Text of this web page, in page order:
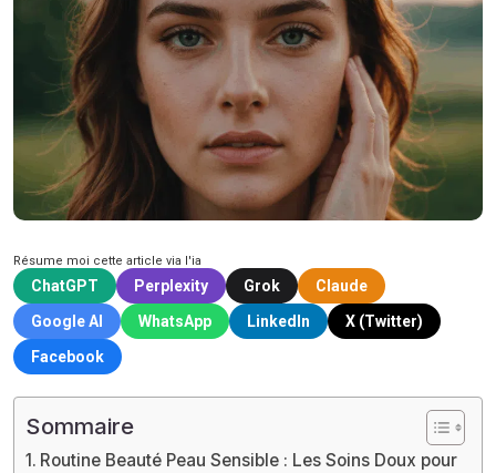
Résume moi cette article via l'ia
ChatGPT Perplexity Grok
Claude
Google AI
WhatsApp LinkedIn
X (Twitter)
Facebook
Sommaire
Routine Beauté Peau Sensible : Les Soins Doux pour